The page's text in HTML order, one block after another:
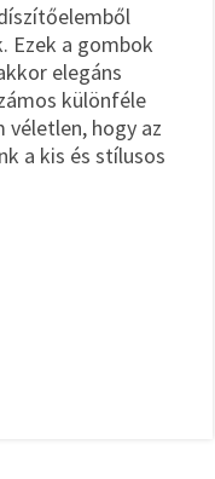
Ezek a gombok
elegáns
különféle
hogy az
a kis és stílusos